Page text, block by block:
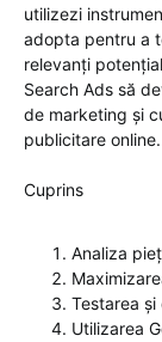
utilizezi
adopta pentru a
relevanți
Search Ads să
de marketing și
publicitare online.
Cuprins
Analiza
Testarea
Utilizarea